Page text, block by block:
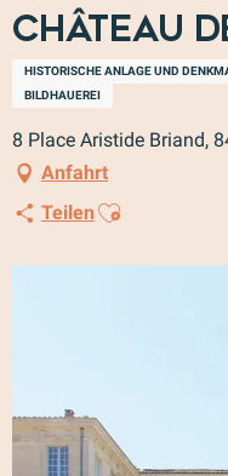
Château
HISTORISCHE ANLAGE UND
BILDHAUEREI
8 Place Aristide Briand,
Anfahrt
Teilen Ajouter aux